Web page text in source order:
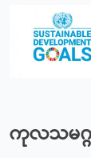
ကုလသမဂ္ဂ